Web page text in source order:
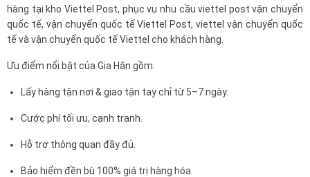
hàng tại kho Viettel Post, phục vụ nhu cầu viettel post vận chuyển
quốc tế, vận chuyển quốc tế Viettel Post, viettel vận chuyển quốc
tế và vận chuyển quốc tế Viettel cho khách hàng.
Ưu điểm nổi bật của Gia Hân gồm:
Lấy hàng tận nơi & giao tận tay chỉ từ 5–7 ngày.
Cước phí tối ưu, cạnh tranh.
Hỗ trợ thông quan đầy đủ.
Bảo hiểm đền bù 100% giá trị hàng hóa.